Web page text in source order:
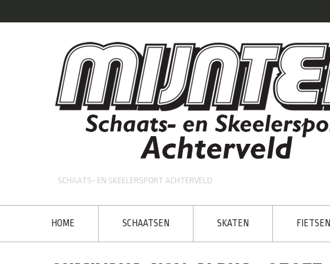
SCHAATS- EN SKEELERSPORT ACHTERVELD
HOME SCHAATSEN SKATEN FIETSEN